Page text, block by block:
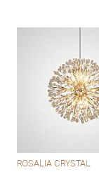
ROSALIA CRYSTAL